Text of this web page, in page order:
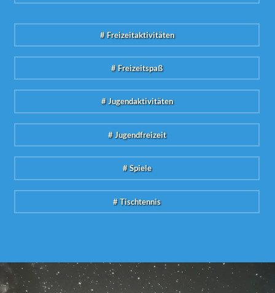
# Freizeitaktivitäten
# Freizeitspaß
# Jugendaktivitäten
# Jugendfreizeit
# Spiele
# Tischtennis